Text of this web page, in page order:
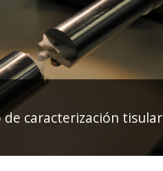
caracterización tisular